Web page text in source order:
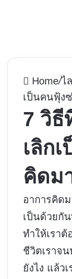
Home/ไ
เป็นคนฟุ้ง
7 วิ
เลิก
คิดม
อาการคิด
เป็นด้วยกั
ทำให้เรา
ชีวิตเราจ
ยังไง แล้ว